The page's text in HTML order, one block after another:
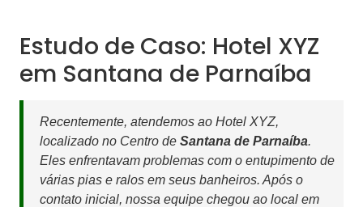
Estudo de Caso: Hotel XYZ
em Santana de Parnaíba
Recentemente, atendemos ao Hotel XYZ,
localizado no Centro de Santana de Parnaíba.
Eles enfrentavam problemas com o entupimento de
várias pias e ralos em seus banheiros. Após o
contato inicial, nossa equipe chegou ao local em